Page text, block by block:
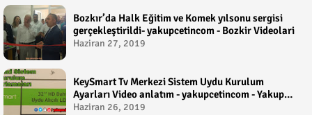
Bozkır’da Halk Eğitim ve Komek yılsonu sergisi
gerçekleştirildi- yakupcetincom - Bozkir Videolari
Haziran 27, 2019
KeySmart Tv Merkezi Sistem Uydu Kurulum
Ayarları Video anlatım - yakupcetincom - Yakup
Çetin
Haziran 26, 2019